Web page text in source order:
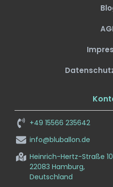
+49 15566 235642
info@bluballon.de
Heinrich-Hertz-Straße
22083 Hamburg,
Deutschland